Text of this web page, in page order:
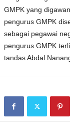
GMPK yang
pengurus GMPK
sebagai pegawai
pengurus GMPK
tandas Abdal